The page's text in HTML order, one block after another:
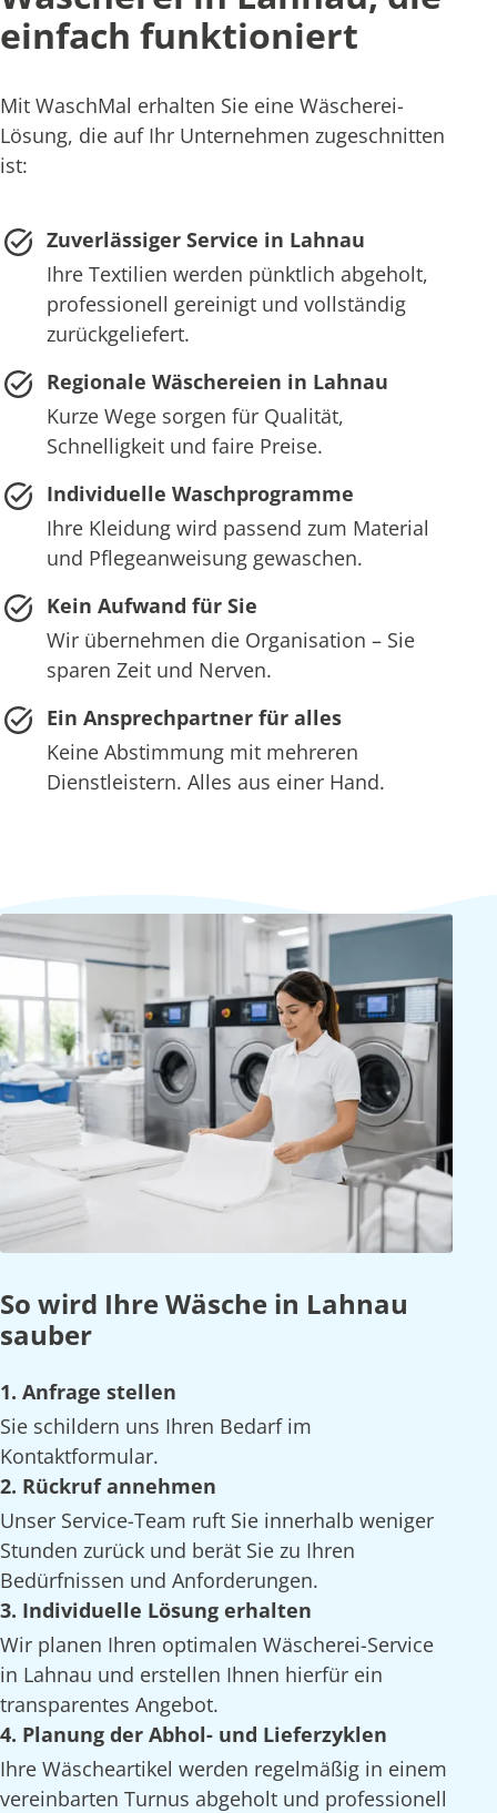
einfach funktioniert
Mit WaschMal erhalten Sie eine Wäscherei-
Lösung, die auf Ihr Unternehmen zugeschnitten
ist:
Zuverlässiger Service in Lahnau
Ihre Textilien werden pünktlich abgeholt,
professionell gereinigt und vollständig
zurückgeliefert.
Regionale Wäschereien in Lahnau
Kurze Wege sorgen für Qualität,
Schnelligkeit und faire Preise.
Individuelle Waschprogramme
Ihre Kleidung wird passend zum Material
und Pflegeanweisung gewaschen.
Kein Aufwand für Sie
Wir übernehmen die Organisation – Sie
sparen Zeit und Nerven.
Ein Ansprechpartner für alles
Keine Abstimmung mit mehreren
Dienstleistern. Alles aus einer Hand.
So wird Ihre Wäsche in Lahnau
sauber
1. Anfrage stellen
Sie schildern uns Ihren Bedarf im
Kontaktformular.
2. Rückruf annehmen
Unser Service-Team ruft Sie innerhalb weniger
Stunden zurück und berät Sie zu Ihren
Bedürfnissen und Anforderungen.
3. Individuelle Lösung erhalten
Wir planen Ihren optimalen Wäscherei-Service
in Lahnau und erstellen Ihnen hierfür ein
transparentes Angebot.
4. Planung der Abhol- und Lieferzyklen
Ihre Wäscheartikel werden regelmäßig in einem
vereinbarten Turnus abgeholt und professionell